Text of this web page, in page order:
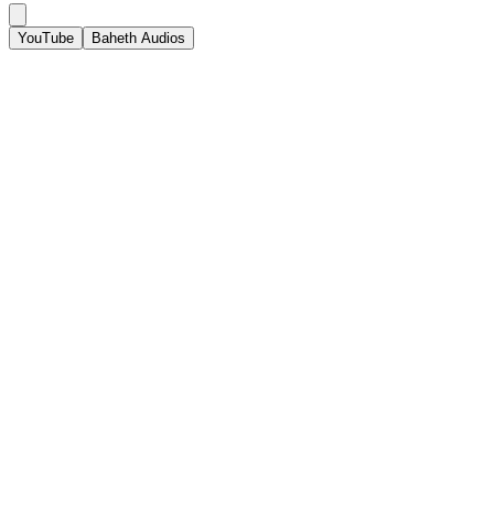
YouTube Baheth Audios